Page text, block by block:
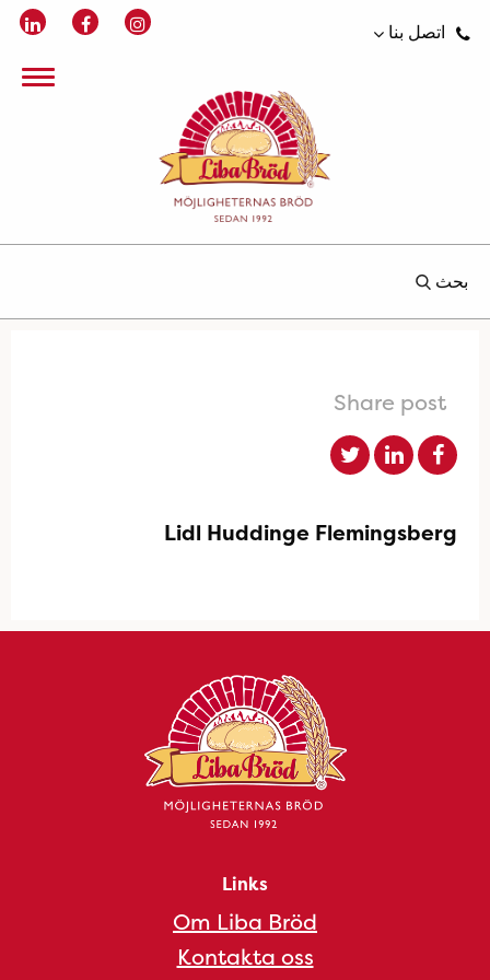
اتصل بنا
بحث
Share post
Lidl Huddinge Flemingsberg
Links
Om Liba Bröd
Kontakta oss